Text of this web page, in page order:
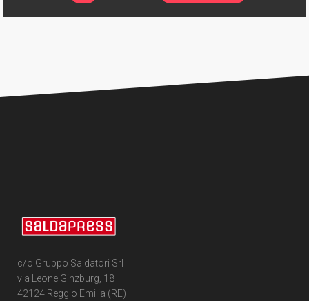
c/o Gruppo Saldatori Srl
via Leone Ginzburg, 18
42124 Reggio Emilia (RE)